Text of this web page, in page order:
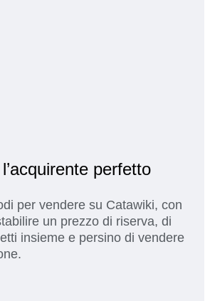
perfetto
per vendere su Catawiki, con
un prezzo di riserva, di
insieme e persino di vendere